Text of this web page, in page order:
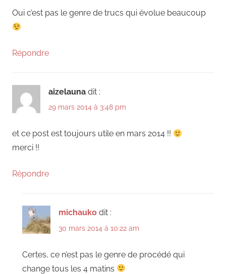
Oui c’est pas le genre de trucs qui évolue beaucoup
Répondre
aizelauna dit :
29 mars 2014 à 3:48 pm
et ce post est toujours utile en mars 2014 !!
merci !!
Répondre
michauko dit :
30 mars 2014 à 10:22 am
Certes, ce n’est pas le genre de procédé qui
change tous les 4 matins